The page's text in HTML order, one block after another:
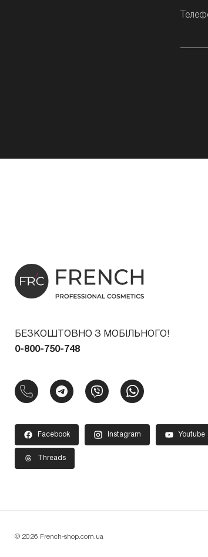
БЕЗКОШТОВНО З МОБІЛЬНОГО!
0-800-750-748
Facebook Instagram Youtube
Threads
© 2026 French-shop.com.ua